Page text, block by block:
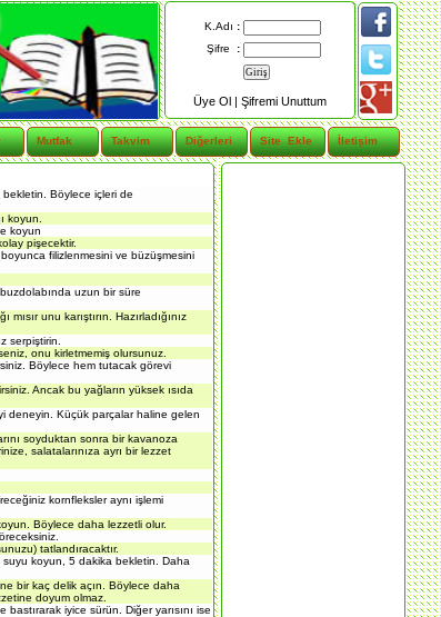
K.Adı :
Şifre
:
Üye Ol | Şifremi Unuttum
Mutfak Takvim Diğerleri Site Ekle İletişim
bekletin. Böylece içleri de
koyun.
koyun
pişecektir.
filizlenmesini ve büzüşmesini
uzun bir süre
unu karıştırın. Hazırladığınız
serpiştirin.
onu kirletmemiş olursunuz.
Böylece hem tutacak görevi
Ancak bu yağların yüksek ısıda
deneyin. Küçük parçalar haline gelen
soyduktan sonra bir kavanoza
salatalarınıza ayrı bir lezzet
kornfleksler aynı işlemi
Böylece daha lezzetli olur.
tatlandıracaktır.
suyu koyun, 5 dakika bekletin. Daha
bir kaç delik açın. Böylece daha
doyum olmaz.
bastırarak iyice sürün. Diğer yarısını ise